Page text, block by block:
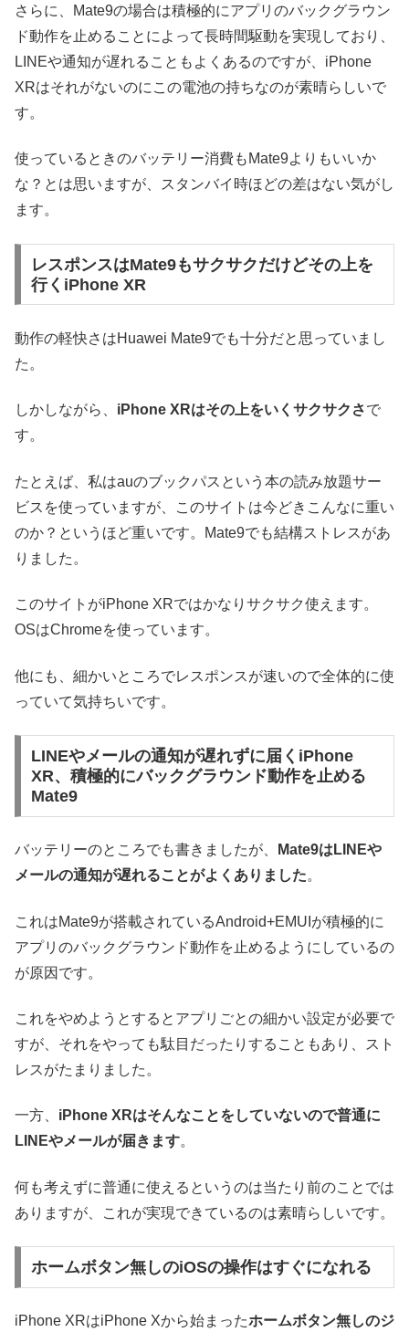
さらに、Mate9の場合は積極的にアプリのバックグラウン
ド動作を止めることによって長時間駆動を実現しており、
LINEや通知が遅れることもよくあるのですが、iPhone
XRはそれがないのにこの電池の持ちなのが素晴らしいで
す。
使っているときのバッテリー消費もMate9よりもいいか
な？とは思いますが、スタンバイ時ほどの差はない気がし
ます。
レスポンスはMate9もサクサクだけどその上を
行くiPhone XR
動作の軽快さはHuawei Mate9でも十分だと思っていまし
た。
しかしながら、 iPhone XRはその上をいくサクサクさで
す。
たとえば、私はauのブックパスという本の読み放題サー
ビスを使っていますが、このサイトは今どきこんなに重い
のか？というほど重いです。Mate9でも結構ストレスがあ
りました。
このサイトがiPhone XRではかなりサクサク使えます。
OSはChromeを使っています。
他にも、細かいところでレスポンスが速いので全体的に使
っていて気持ちいです。
LINEやメールの通知が遅れずに届くiPhone
XR、積極的にバックグラウンド動作を止める
Mate9
バッテリーのところでも書きましたが、
Mate9はLINEや
メールの通知が遅れることがよくありました。
これはMate9が搭載されているAndroid+EMUIが積極的に
アプリのバックグラウンド動作を止めるようにしているの
が原因です。
これをやめようとするとアプリごとの細かい設定が必要で
すが、それをやっても駄目だったりすることもあり、スト
レスがたまりました。
一方、 iPhone XRはそんなことをしていないので普通に
LINEやメールが届きます。
何も考えずに普通に使えるというのは当たり前のことでは
ありますが、これが実現できているのは素晴らしいです。
ホームボタン無しのiOSの操作はすぐになれる
iPhone XRはiPhone Xから始まったホームボタン無しのジ